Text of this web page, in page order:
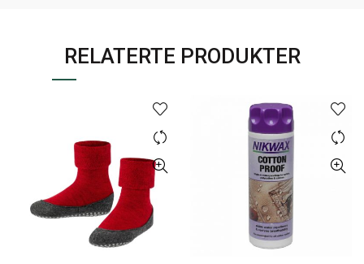
RELATERTE PRODUKTER